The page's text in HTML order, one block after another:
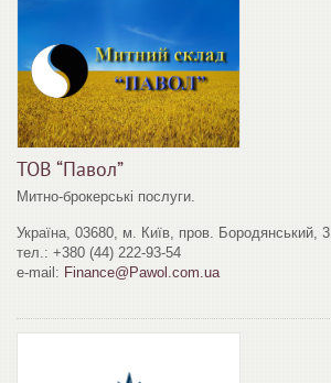
ТОВ “Павол”
Митно-брокерські послуги.
Україна, 03680, м. Київ, пров. Бородянський, 3
тел.: +380 (44) 222-93-54
e-mail: Finance@Pawol.com.ua